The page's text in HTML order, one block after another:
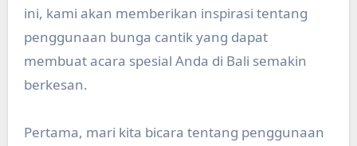
ini, kami akan memberikan inspirasi tentang
penggunaan bunga cantik yang dapat
membuat acara spesial Anda di Bali semakin
berkesan.
Pertama, mari kita bicara tentang penggunaan